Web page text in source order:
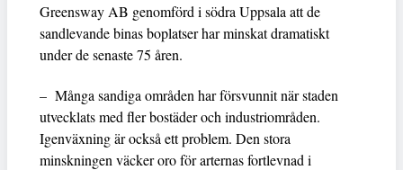
Greensway AB genomförd i södra Uppsala att de
sandlevande binas boplatser har minskat dramatiskt
under de senaste 75 åren.
– Många sandiga områden har försvunnit när staden
utvecklats med fler bostäder och industriområden.
Igenväxning är också ett problem. Den stora
minskningen väcker oro för arternas fortlevnad i